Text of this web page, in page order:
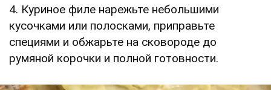
4. Куриное филе нарежьте небольшими
кусочками или полосками, приправьте
специями и обжарьте на сковороде до
румяной корочки и полной готовности.